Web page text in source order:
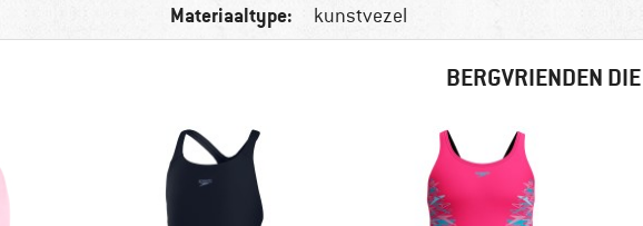
Materiaaltype: kunstvezel
BERGVRIENDEN